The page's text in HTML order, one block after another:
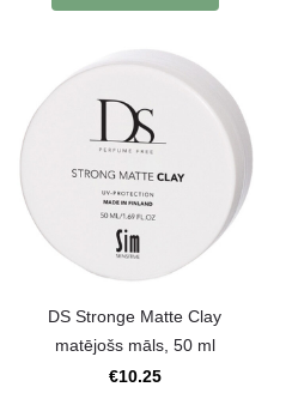
DS Stronge Matte Clay
matējošs māls, 50 ml
€10.25